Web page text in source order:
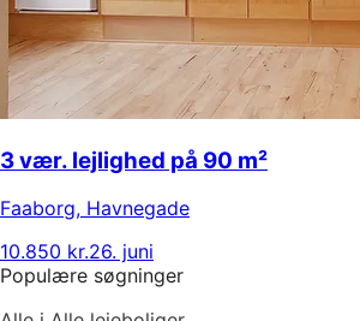
3 vær. lejlighed på 90 m²
Faaborg, Havnegade
10.850 kr.26. juni
Populære søgninger